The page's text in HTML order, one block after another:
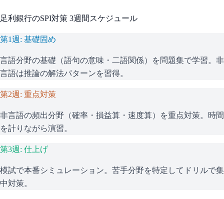
足利銀行のSPI対策 3週間スケジュール
第1週: 基礎固め
言語分野の基礎（語句の意味・二語関係）を問題集で学習。非
言語は推論の解法パターンを習得。
第2週: 重点対策
非言語の頻出分野（確率・損益算・速度算）を重点対策。時間
を計りながら演習。
第3週: 仕上げ
模試で本番シミュレーション。苦手分野を特定してドリルで集
中対策。